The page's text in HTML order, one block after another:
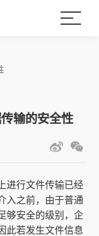
输的安全性
进行文件传输已经
入之前，由于普通
够安全的级别，企
此若发生文件信息